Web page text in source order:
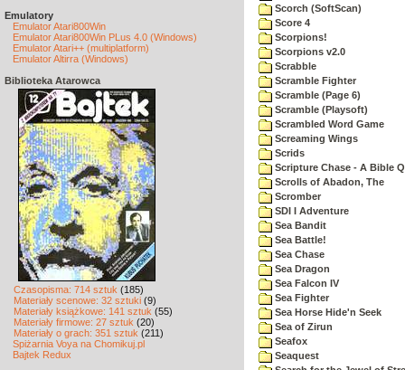
Emulatory
Emulator Atari800Win
Emulator Atari800Win PLus 4.0 (Windows)
Emulator Atari++ (multiplatform)
Emulator Altirra (Windows)
Biblioteka Atarowca
Czasopisma: 714 sztuk (185)
Materiały scenowe: 32 sztuki (9)
Materiały książkowe: 141 sztuk (55)
Materiały firmowe: 27 sztuk (20)
Materiały o grach: 351 sztuk (211)
Spiżarnia Voya na Chomikuj.pl
Bajtek Redux
Scorch (SoftScan)
Score 4
Scorpions!
Scorpions v2.0
Scrabble
Scramble Fighter
Scramble (Page 6)
Scramble (Playsoft)
Scrambled Word Game
Screaming Wings
Scrids
Scripture Chase - A Bible
Scrolls of Abadon, The
Scromber
SDI I Adventure
Sea Bandit
Sea Battle!
Sea Chase
Sea Dragon
Sea Falcon IV
Sea Fighter
Sea Horse Hide'n Seek
Sea of Zirun
Seafox
Seaquest